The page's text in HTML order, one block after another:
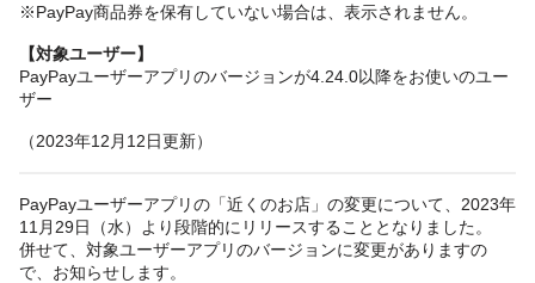
※PayPay商品券を保有していない場合は、表示されません。
【対象ユーザー】
PayPayユーザーアプリのバージョンが4.24.0以降をお使いのユー
ザー
（2023年12月12日更新）
PayPayユーザーアプリの「近くのお店」の変更について、2023年
11月29日（水）より段階的にリリースすることとなりました。
併せて、対象ユーザーアプリのバージョンに変更がありますの
で、お知らせします。